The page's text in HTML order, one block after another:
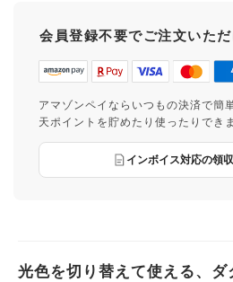
会員登録不要でご注文いた
アマゾンペイならいつもの決済で簡
天ポイントを貯めたり使ったりでき
インボイス対応の領
光色を切り替えて使える、